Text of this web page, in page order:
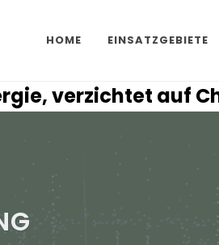
HOME EINSATZGEBIETE
verzichtet auf